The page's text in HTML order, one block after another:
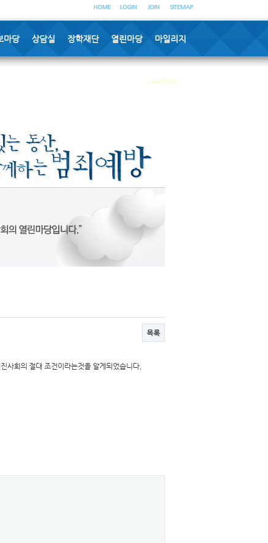
마당 상담실 장학재단 열린마당 마일리지
목록
사회의 절대 조건이라는것을 알게되었습니다,